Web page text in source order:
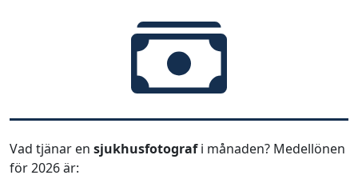
Vad tjänar en sjukhusfotografi månaden? Medellönen
för 2026 är: